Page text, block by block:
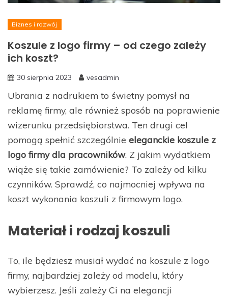
Biznes i rozwój
Koszule z logo firmy – od czego zależy
ich koszt?
30 sierpnia 2023 vesadmin
Ubrania z nadrukiem to świetny pomysł na
reklamę firmy, ale również sposób na poprawienie
wizerunku przedsiębiorstwa. Ten drugi cel
pomogą spełnić szczególnie eleganckie koszule z
logo firmy dla pracowników. Z jakim wydatkiem
wiąże się takie zamówienie? To zależy od kilku
czynników. Sprawdź, co najmocniej wpływa na
koszt wykonania koszuli z firmowym logo.
Materiał i rodzaj koszuli
To, ile będziesz musiał wydać na koszule z logo
firmy, najbardziej zależy od modelu, który
wybierzesz. Jeśli zależy Ci na elegancji